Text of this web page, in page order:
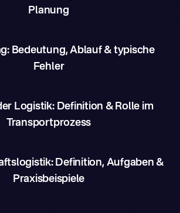
Planung
Bedeutung, Ablauf & typische
Fehler
Logistik: Definition & Rolle im
Transportprozess
Definition, Aufgaben &
Praxisbeispiele